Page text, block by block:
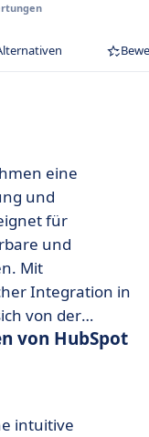
eine
und
für
und
Mit
Integration in
von der
von HubSpot
intuitive